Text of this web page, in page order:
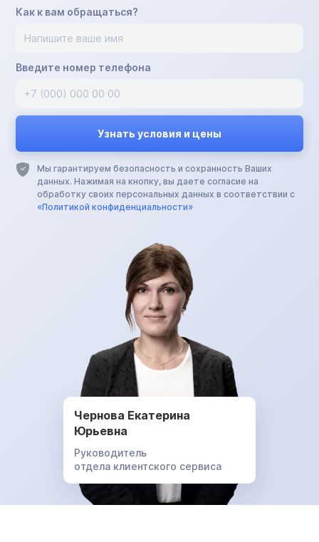
Как к вам обращаться?
Введите номер телефона
Мы гарантируем безопасность и сохранность Ваших
данных. Нажимая на кнопку, вы даете согласие на
обработку своих персональных данных в соответствии с
«Политикой конфиденциальности»
Чернова Екатерина
Юрьевна
Руководитель
отдела клиентского сервиса